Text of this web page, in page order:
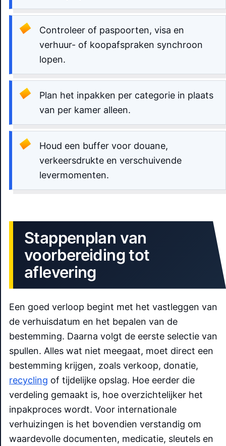
Controleer of paspoorten, visa en
verhuur- of koopafspraken synchroon
lopen.
Plan het inpakken per categorie in plaats
van per kamer alleen.
Houd een buffer voor douane,
verkeersdrukte en verschuivende
levermomenten.
Stappenplan van
voorbereiding tot
aflevering
Een goed verloop begint met het vastleggen van
de verhuisdatum en het bepalen van de
bestemming. Daarna volgt de eerste selectie van
spullen. Alles wat niet meegaat, moet direct een
bestemming krijgen, zoals verkoop, donatie,
recycling of tijdelijke opslag. Hoe eerder die
verdeling gemaakt is, hoe overzichtelijker het
inpakproces wordt. Voor internationale
verhuizingen is het bovendien verstandig om
waardevolle documenten, medicatie, sleutels en